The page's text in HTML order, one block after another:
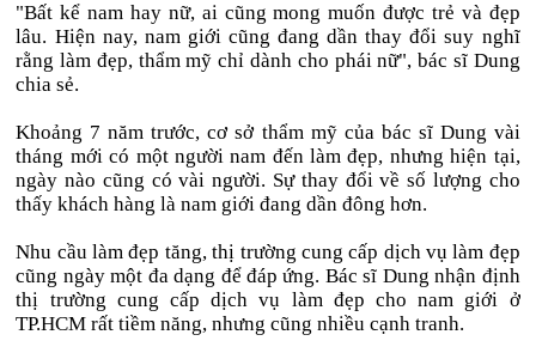
"Bất kể nam hay nữ, ai cũng mong muốn được trẻ và đẹp
lâu. Hiện nay, nam giới cũng đang dần thay đổi suy nghĩ
rằng làm đẹp, thẩm mỹ chỉ dành cho phái nữ", bác sĩ Dung
chia sẻ.
Khoảng 7 năm trước, cơ sở thẩm mỹ của bác sĩ Dung vài
tháng mới có một người nam đến làm đẹp, nhưng hiện tại,
ngày nào cũng có vài người. Sự thay đổi về số lượng cho
thấy khách hàng là nam giới đang dần đông hơn.
Nhu cầu làm đẹp tăng, thị trường cung cấp dịch vụ làm đẹp
cũng ngày một đa dạng để đáp ứng. Bác sĩ Dung nhận định
thị trường cung cấp dịch vụ làm đẹp cho nam giới ở
TP.HCM rất tiềm năng, nhưng cũng nhiều cạnh tranh.